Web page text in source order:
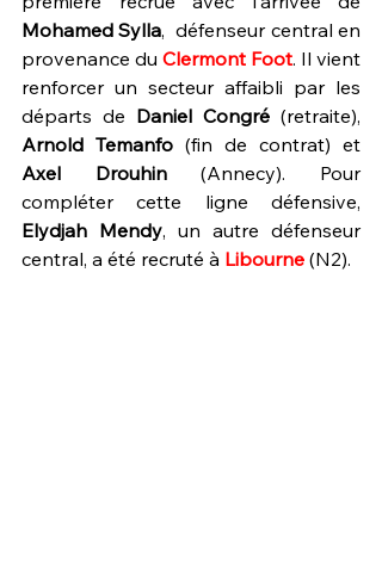
Mohamed Sylla,  défenseur central en
provenance du Clermont Foot. Il vient
renforcer un secteur affaibli par les
départs de Daniel Congré
Arnold Temanfo
Axel Drouhin (Annecy). Pour
Elydjah Mendy, un autre défenseur
central, a été recruté à Libourne (N2).